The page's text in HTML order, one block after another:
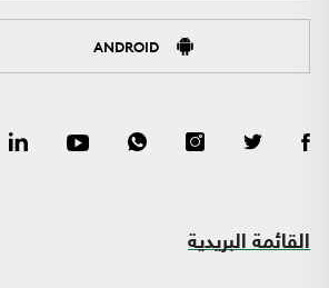
ANDROID
القائمة البريدية